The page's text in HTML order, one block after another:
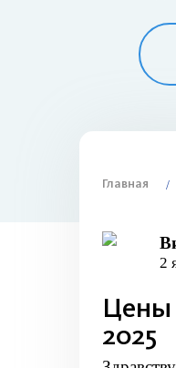
Главная
2
Цены
2025